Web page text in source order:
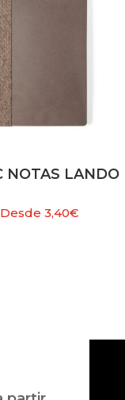
NOTAS LANDO
Desde3,40€